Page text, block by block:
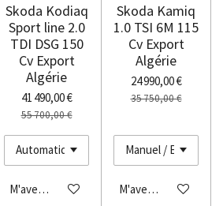
Skoda Kodiaq
Sport line 2.0
TDI DSG 150
Cv Export
Algérie
41 490,00 €
55 700,00 €
M'avertir si disponible
Skoda Kamiq
1.0 TSI 6M 115
Cv Export
Algérie
24 990,00 €
35 750,00 €
M'avertir si